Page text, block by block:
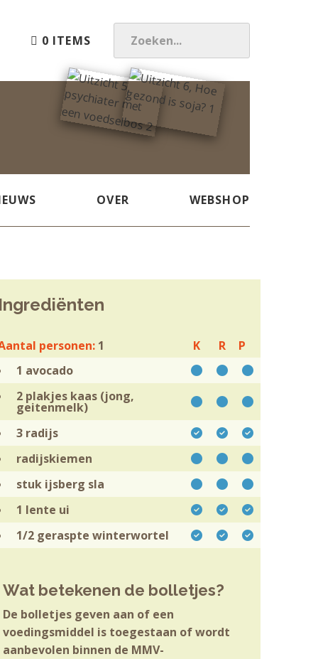
0 ITEMS
E
.
OVER WEBSHOP
personen: 1 K R
P
1 avocado
2 plakjes kaas (jong,
geitenmelk)
3 radijs
radijskiemen
stuk ijsberg sla
1 lente ui
1/2 geraspte winterwortel
Wat betekenen de bolletjes?
De bolletjes geven aan of een
voedingsmiddel is toegestaan of wordt
aanbevolen binnen de MMV-